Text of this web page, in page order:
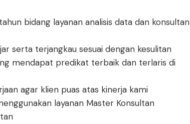
bidang layanan analisis data dan konsultan
serta terjangkau sesuai dengan kesulitan
mendapat predikat terbaik dan terlaris di
agar klien puas atas kinerja kami
layanan Master Konsultan